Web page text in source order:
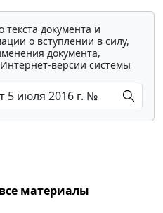
текста документа и
о вступлении в силу,
документа,
версии системы
материалы